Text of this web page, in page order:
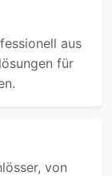
aus
für
von